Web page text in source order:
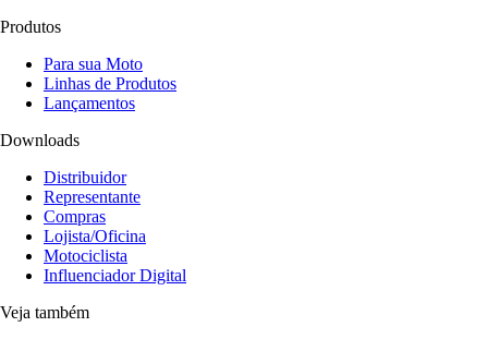
Produtos
Para sua Moto
Linhas de Produtos
Lançamentos
Downloads
Distribuidor
Representante
Compras
Lojista/Oficina
Motociclista
Influenciador Digital
Veja também